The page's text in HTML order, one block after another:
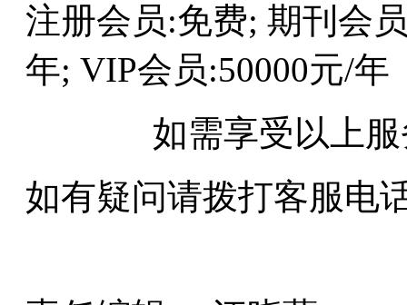
注册会员:免费; 期刊会
年; VIP会员:50000元/年
如需享受以上服
如有疑问请拨打客服电